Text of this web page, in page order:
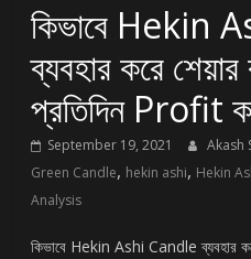
কিভাবে Hekin
ব্যবহার করে শেয়ার
প্রতিদিন Profit
September 19, 2021 Akash
Green Candle, hekin ashi, Hekin
Analysis
কিভাবে Hekin Ashi Candle ব্যবহার